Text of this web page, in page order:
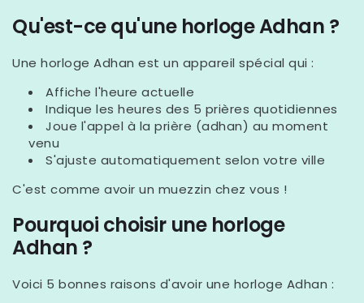
Qu'est-ce qu'une horloge Adhan ?
Une horloge Adhan est un appareil spécial qui :
Affiche l'heure actuelle
Indique les heures des 5 prières quotidiennes
Joue l'appel à la prière (adhan) au moment
venu
S'ajuste automatiquement selon votre ville
C'est comme avoir un muezzin chez vous !
Pourquoi choisir une horloge
Adhan ?
Voici 5 bonnes raisons d'avoir une horloge Adhan :